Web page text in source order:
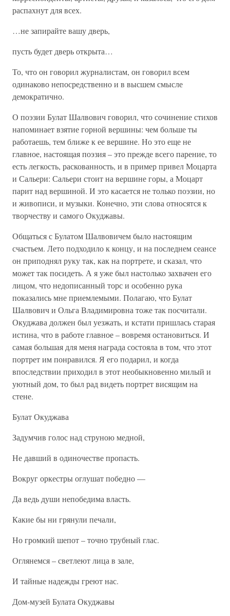
распахнут для всех.
…не запирайте вашу дверь,
пусть будет дверь открыта…
То, что он говорил журналистам, он говорил всем
одинаково непосредственно и в высшем смысле
демократично.
О поэзии Булат Шалвович говорил, что сочинение стихов
напоминает взятие горной вершины: чем больше ты
работаешь, тем ближе к ее вершине. Но это еще не
главное, настоящая поэзия – это прежде всего парение, то
есть легкость, раскованность, и в пример привел Моцарта
и Сальери: Сальери стоит на вершине горы, а Моцарт
парит над вершиной. И это касается не только поэзии, но
и живописи, и музыки. Конечно, эти слова относятся к
творчеству и самого Окуджавы.
Общаться с Булатом Шалвовичем было настоящим
счастьем. Лето подходило к концу, и на последнем сеансе
он приподнял руку так, как на портрете, и сказал, что
может так посидеть. А я уже был настолько захвачен его
лицом, что недописанный торс и особенно рука
показались мне приемлемыми. Полагаю, что Булат
Шалвович и Ольга Владимировна тоже так посчитали.
Окуджава должен был уезжать, и кстати пришлась старая
истина, что в работе главное – вовремя остановиться. И
самая большая для меня награда состояла в том, что этот
портрет им понравился. Я его подарил, и когда
впоследствии приходил в этот необыкновенно милый и
уютный дом, то был рад видеть портрет висящим на
стене.
Булат Окуджава
Задумчив голос над струною медной,
Не давший в одиночестве пропасть.
Вокруг оркестры оглушат победно —
Да ведь души непобедима власть.
Какие бы ни грянули печали,
Но громкий шепот – точно трубный глас.
Оглянемся – светлеют лица в зале,
И тайные надежды греют нас.
Дом-музей Булата Окуджавы